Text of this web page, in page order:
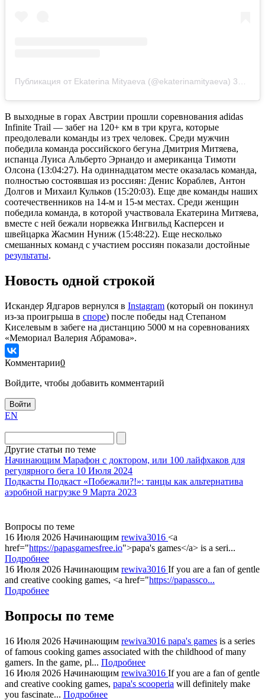
Публикация от Ekaterina Mityaeva (@ekaterinamityaeva) 30 Июн 2019 в 2:19 PDT
В выходные в горах Австрии прошли соревнования adidas
Infinite Trail — забег на 120+ км в три круга, которые
преодолевали команды из трех человек. Среди мужчин
победила команда российского бегуна Дмитрия Митяева,
испанца Луиса Альберто Эрнандо и американца Тимоти
Олсона (13:04:27). На одиннадцатом месте оказалась команда,
полностью состоявшая из россиян: Денис Кораблев, Антон
Долгов и Михаил Кульков (15:20:03). Еще две команды наших
соотечественников на 14-м и 15-м местах. Среди женщин
победила команда, в которой участвовала Екатерина Митяева,
вместе с ней бежали норвежка Ингвильд Касперсен и
швейцарка Жасмин Нуниж (15:48:22). Еще несколько
смешанных команд с участием россиян показали достойные
результаты.
Новость одной строкой
Искандер Ядгаров вернулся в Instagram (который он покинул
из-за проигрыша в споре) после победы над Степаном
Киселевым в забеге на дистанцию 5000 м на соревнованиях
«Мемориал Валерия Абрамова».
Комментарии0
Войдите, чтобы добавить комментарий
Войти
EN
Другие статьи по теме
Начинающим Марафон с доктором, или 100 лайфхаков для
регулярного бега 10 Июля 2024
Подкасты Подкаст «Побежали?!»: танцы как альтернатива
аэробной нагрузке 9 Марта 2023
Вопросы по теме
16 Июля 2026 Начинающим rewiva3016 <a
href="https://papasgamesfree.io">papa's games</a> is a seri...
Подробнее
16 Июля 2026 Начинающим rewiva3016 If you are a fan of gentle
and creative cooking games, <a href="https://papassco...
Подробнее
Вопросы по теме
16 Июля 2026 Начинающим rewiva3016 papa's games is a series
of famous cooking games associated with the childhood of many
gamers. In the game, pl... Подробнее
16 Июля 2026 Начинающим rewiva3016 If you are a fan of gentle
and creative cooking games, papa's scooperia will definitely make
you fascinate... Подробнее